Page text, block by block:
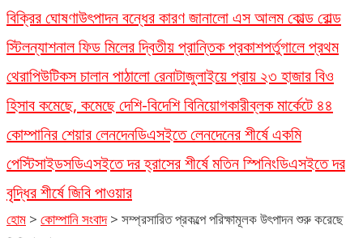
বিক্রির ঘোষণাউৎপাদন বন্ধের কারণ জানালো এস আলম কোল্ড রোল্ড
স্টিলন্যাশনাল ফিড মিলের দ্বিতীয় প্রান্তিক প্রকাশপর্তুগালে প্রথম
থেরাপিউটিকস চালান পাঠালো রেনাটাজুলাইয়ে প্রায় ২৩ হাজার বিও
হিসাব কমেছে, কমেছে দেশি-বিদেশি বিনিয়োগকারীব্লক মার্কেটে ৪৪
কোম্পানির শেয়ার লেনদেনডিএসইতে লেনদেনের শীর্ষে একমি
পেস্টিসাইডসডিএসইতে দর হ্রাসের শীর্ষে মতিন স্পিনিংডিএসইতে দর
বৃদ্ধির শীর্ষে জিবি পাওয়ার
হোম > কোম্পানি সংবাদ > সম্প্রসারিত প্রকল্পে পরিক্ষামূলক উৎপাদন শুরু করেছে